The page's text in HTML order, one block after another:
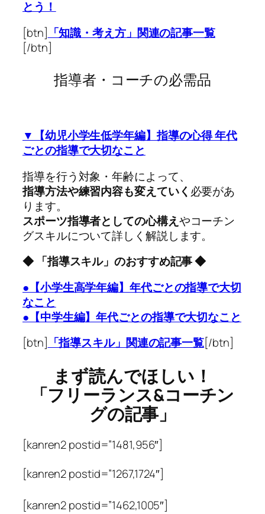
とう！
[btn] 「知識・考え方」関連の記事一覧
[/btn]
指導者・コーチの必需品
▼【幼児小学生低学年編】指導の心得 年代
ごとの指導で大切なこと
指導を行う対象・年齢によって、
指導方法や練習内容も変えていく 必要があ
ります。
スポーツ指導者としての心構えやコーチン
グスキルについて詳しく解説します。
◆ 「指導スキル」のおすすめ記事 ◆
●【小学生高学年編】年代ごとの指導で大切
なこと
●【中学生編】年代ごとの指導で大切なこと
[btn] 「指導スキル」関連の記事一覧[/btn]
まず読んでほしい！
「フリーランス&コーチン
グの記事」
[kanren2 postid=”1481,956″]
[kanren2 postid=”1267,1724″]
[kanren2 postid=”1462,1005″]